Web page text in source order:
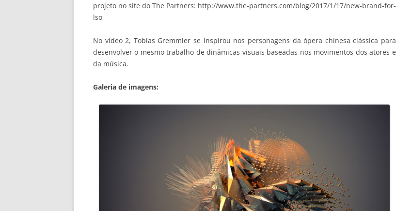
projeto no site do The Partners: http://www.the-partners.com/blog/2017/1/17/new-brand-for-
lso
No vídeo 2, Tobias Gremmler se inspirou nos personagens da ópera chinesa clássica para
desenvolver o mesmo trabalho de dinâmicas visuais baseadas nos movimentos dos atores e
da música.
Galeria de imagens: